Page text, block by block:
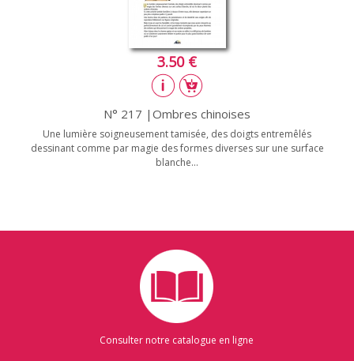
3.50 €
N° 217 |Ombres chinoises
Une lumière soigneusement tamisée, des doigts entremêlés
dessinant comme par magie des formes diverses sur une surface
blanche...
Consulter notre catalogue en ligne